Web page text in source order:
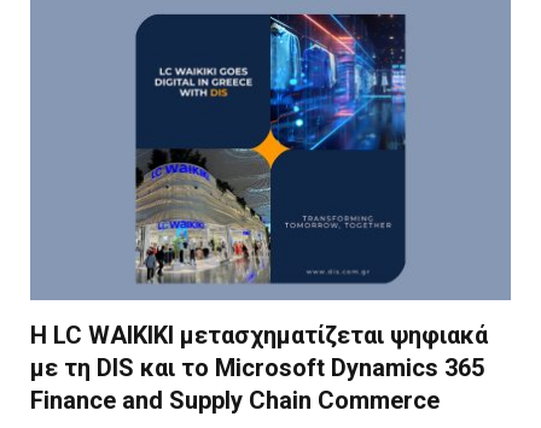
Η LC WAIKIKI μετασχηματίζεται ψηφιακά
με τη DIS και το Microsoft Dynamics 365
Finance and Supply Chain Commerce